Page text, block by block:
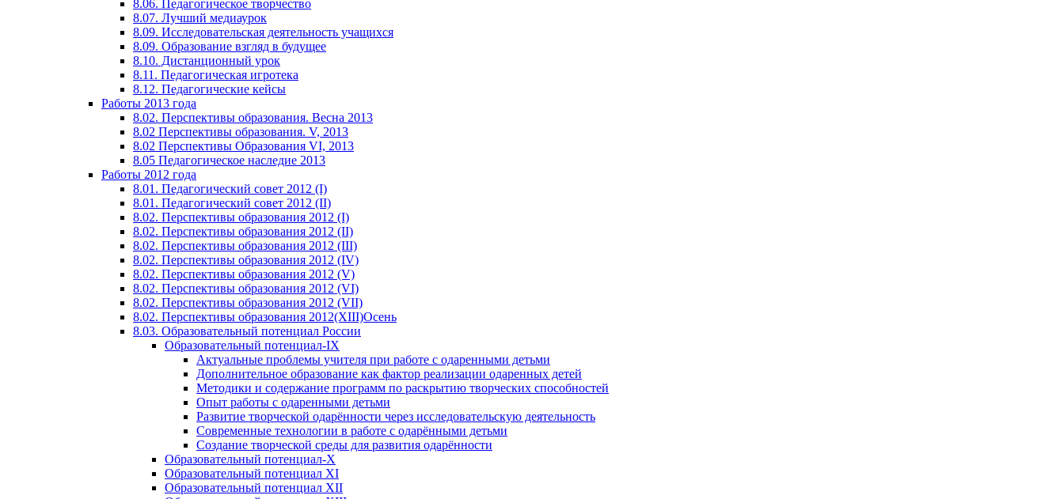
8.06. Педагогическое творчество
8.07. Лучший медиаурок
8.09. Исследовательская деятельность учащихся
8.09. Образование взгляд в будущее
8.10. Дистанционный урок
8.11. Педагогическая игротека
8.12. Педагогические кейсы
Работы 2013 года
8.02. Перспективы образования. Весна 2013
8.02 Перспективы образования. V, 2013
8.02 Перспективы Образования VI, 2013
8.05 Педагогическое наследие 2013
Работы 2012 года
8.01. Педагогический совет 2012 (I)
8.01. Педагогический совет 2012 (II)
8.02. Перспективы образования 2012 (I)
8.02. Перспективы образования 2012 (II)
8.02. Перспективы образования 2012 (III)
8.02. Перспективы образования 2012 (IV)
8.02. Перспективы образования 2012 (V)
8.02. Перспективы образования 2012 (VI)
8.02. Перспективы образования 2012 (VII)
8.02. Перспективы образования 2012(XIII)Осень
8.03. Образовательный потенциал России
Образовательный потенциал-IX
Актуальные проблемы учителя при работе с одаренными детьми
Дополнительное образование как фактор реализации одаренных детей
Методики и содержание программ по раскрытию творческих способностей
Опыт работы с одаренными детьми
Развитие творческой одарённости через исследовательскую деятельность
Современные технологии в работе с одарёнными детьми
Создание творческой среды для развития одарённости
Образовательный потенциал-X
Образовательный потенциал XI
Образовательный потенциал XII